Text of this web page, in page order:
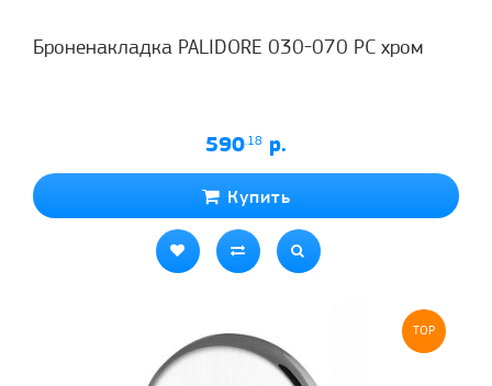
Броненакладка PALIDORE 030-070 РС хром
590.18 р.
Купить
TOP